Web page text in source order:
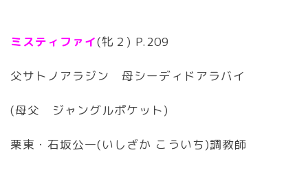
ミスティファイ(牝２) P.209
父サトノアラジン 母シーディドアラバイ
(母父 ジャングルポケット)
栗東・石坂公一(いしざか こういち)調教師